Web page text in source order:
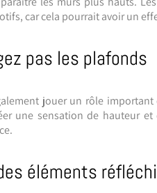
car cela pourrait avoir un
pas les plafonds
jouer un rôle important
une sensation de hauteur et
éléments